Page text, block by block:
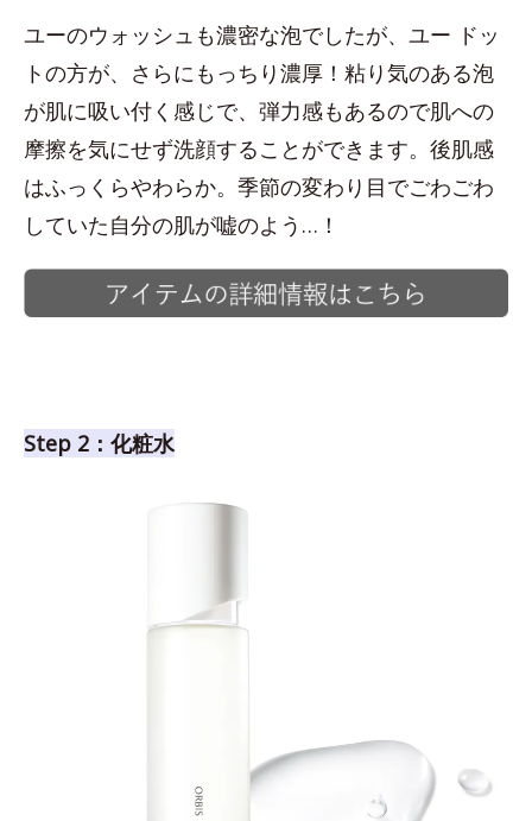
ユーのウォッシュも濃密な泡でしたが、ユー ドッ
トの方が、さらにもっちり濃厚！粘り気のある泡
が肌に吸い付く感じで、弾力感もあるので肌への
摩擦を気にせず洗顔することができます。後肌感
はふっくらやわらか。季節の変わり目でごわごわ
していた自分の肌が嘘のよう…！
Step 2：化粧水